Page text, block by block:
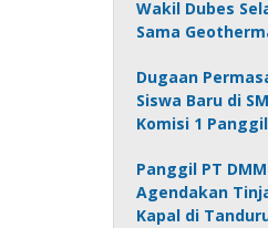
Wakil Dubes
Sama
Dugaan
Siswa Baru di
Komisi 1
Panggil PT
Agendakan
Kapal di